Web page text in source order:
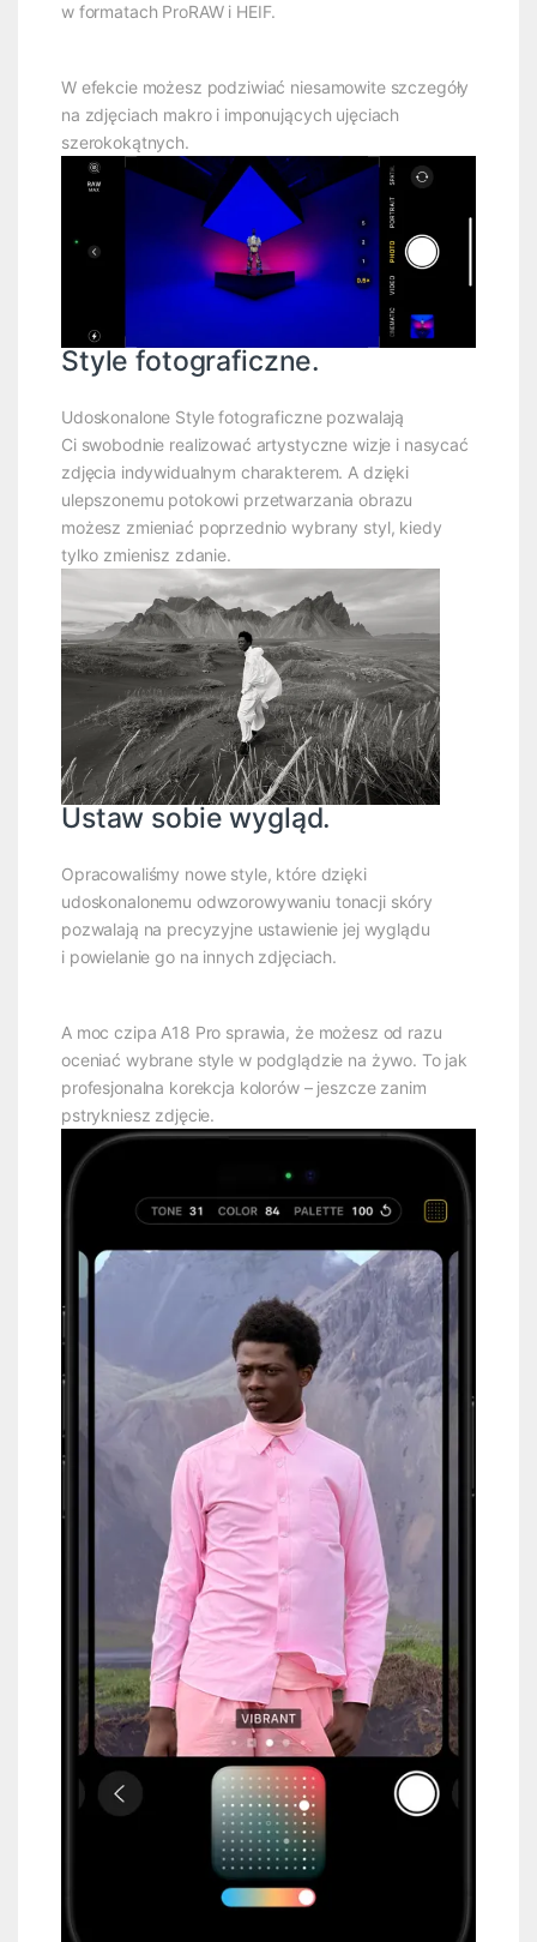
w formatach ProRAW i HEIF.
W efekcie możesz podziwiać niesamowite szczegóły
na zdjęciach makro i imponujących ujęciach
szerokokątnych.
Style fotograficzne.
Udoskonalone Style fotograficzne pozwalają
Ci swobodnie realizować artystyczne wizje i nasycać
zdjęcia indywidualnym charakterem. A dzięki
ulepszonemu potokowi przetwarzania obrazu
możesz zmieniać poprzednio wybrany styl, kiedy
tylko zmienisz zdanie.
Ustaw sobie wygląd.
Opracowaliśmy nowe style, które dzięki
udoskonalonemu odwzorowywaniu tonacji skóry
pozwalają na precyzyjne ustawienie jej wyglądu
i powielanie go na innych zdjęciach.
A moc czipa A18 Pro sprawia, że możesz od razu
oceniać wybrane style w podglądzie na żywo. To jak
profesjonalna korekcja kolorów – jeszcze zanim
pstrykniesz zdjęcie.